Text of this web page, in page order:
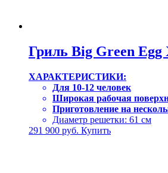
Гриль Big Green Egg
ХАРАКТЕРИСТИКИ:
Для 10-12 человек
Широкая рабочая
Приготовление на
Диаметр решетки: 61 см
291 900 руб. Купить